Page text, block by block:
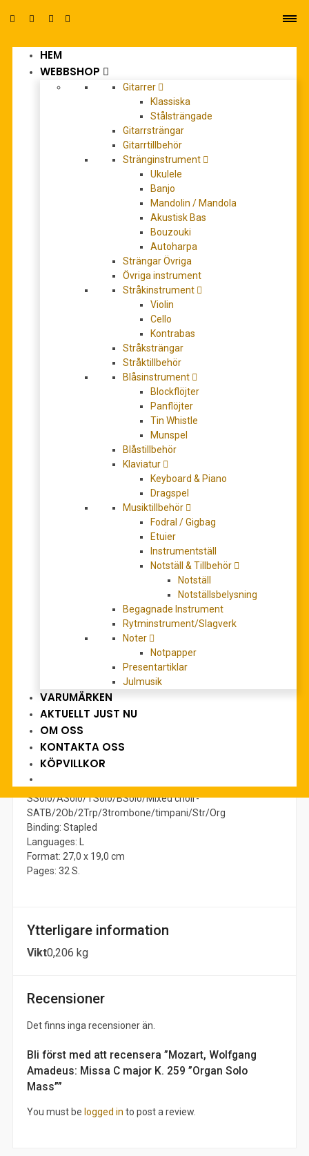
HEM
WEBBSHOP
Gitarrer
Klassiska
Stålsträngade
Gitarrsträngar
Gitarrtillbehör
Stränginstrument
Ukulele
Banjo
Mandolin / Mandola
Akustisk Bas
Bouzouki
Autoharpa
Strängar Övriga
Övriga instrument
Stråkinstrument
Violin
Cello
Kontrabas
Stråksträngar
Stråktillbehör
Blåsinstrument
Blockflöjter
Panflöjter
Tin Whistle
Munspel
Blåstillbehör
Klaviatur
Keyboard & Piano
Dragspel
Musiktillbehör
Fodral / Gigbag
Etuier
Instrumentställ
Notställ & Tillbehör
Notställ
Notställsbelysning
Begagnade Instrument
Rytminstrument/Slagverk
Noter
Notpapper
Presentartiklar
Julmusik
VARUMÄRKEN
AKTUELLT JUST NU
OM OSS
KONTAKTA OSS
KÖPVILLKOR
Mozart, Wolfgang Amadeus:
Missa C major K. 259 ”Organ Solo
-
LÄGG TILL I VARUKORG
noter-sång-klaverutdrag
YTTERLIGARE INFORMATION
Beskrivning
Main title: Missa
Series: BÄRENREITER URTEXT
Arranger: Focke, Martin
Editor: Senn, Walter
Edition Type: vocal score, Urtext edition
Scoring / Instrumentation, Details:
SSolo/ASolo/TSolo/BSolo/Mixed choir-
SATB/2Ob/2Trp/3trombone/timpani/Str/Org
Binding: Stapled
Languages: L
Format: 27,0 x 19,0 cm
Pages: 32 S.
Ytterligare information
Vikt0,206 kg
Recensioner
Det finns inga recensioner än.
Bli först med att recensera ”Mozart, Wolfgang
Amadeus: Missa C major K. 259 ”Organ Solo
Mass””
You must be logged in to post a review.